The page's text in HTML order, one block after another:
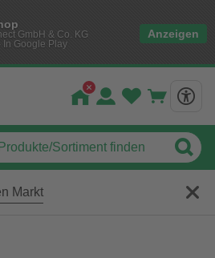
GmbH & Co. KG
In Google Play
Anzeigen
Markt